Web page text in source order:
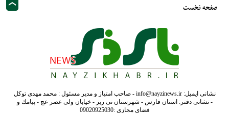
صفحه نخست
نشانی ایمیل: info@nayzinews.ir - صاحب امتیاز و مدیر مسئول : محمد مهدی توکل
- نشانی دفتر: استان فارس - شهرستان نی ریز - خیابان ولی عصر عج - پيامك و
فضاي مجازي :09020925030